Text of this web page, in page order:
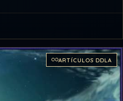
ARTÍCULOS DDLA